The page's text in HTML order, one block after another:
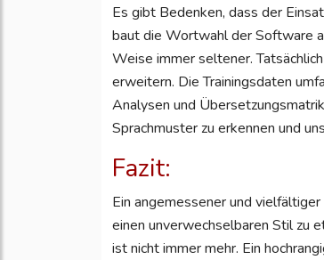
Es gibt Bedenken, dass der
baut die Wortwahl der Software
Weise immer seltener.
erweitern. Die Trainingsdaten
Analysen und
Sprachmuster zu erkennen und
Fazit:
Ein angemessener und
einen unverwechselbaren Stil zu
ist nicht immer mehr. Ein